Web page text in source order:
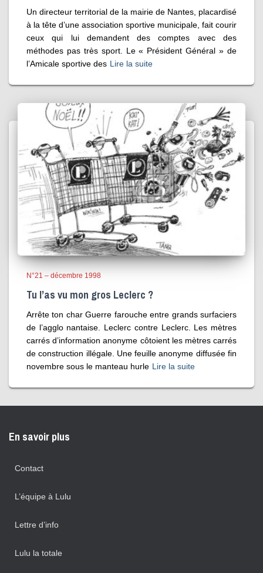
Un directeur territorial de la mairie de Nantes, placardisé
à la tête d’une association sportive municipale, fait courir
ceux qui lui demandent des comptes avec des
méthodes pas très sport. Le « Président Général » de
l’Amicale sportive des Lire la suite
N°21 – décembre 1998
Tu l’as vu mon gros Leclerc ?
Arrête ton char Guerre farouche entre grands surfaciers
de l’agglo nantaise. Leclerc contre Leclerc. Les mètres
carrés d’information anonyme côtoient les mètres carrés
de construction illégale. Une feuille anonyme diffusée fin
novembre sous le manteau hurle Lire la suite
En savoir plus
Contact
L’équipe à Lulu
Lettre d’info
Lulu la totale